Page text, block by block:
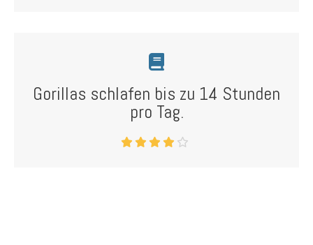
Gorillas schlafen bis zu 14 Stunden
pro Tag.